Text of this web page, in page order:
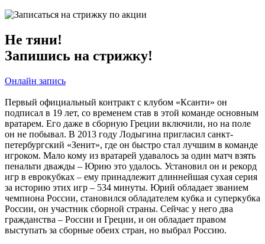
Не тяни!
Запишись на стрижку!
Онлайн запись
Первый официальный контракт с клубом «Ксанти» он
подписал в 19 лет, со временем став в этой команде основным
вратарем. Его даже в сборную Греции включили, но на поле
он не побывал. В 2013 году Лодыгина пригласил санкт-
петербургский «Зенит», где он быстро стал лучшим в команде
игроком. Мало кому из вратарей удавалось за один матч взять
пенальти дважды – Юрию это удалось. Установил он и рекорд
игр в еврокубках – ему принадлежит длиннейшая сухая серия
за историю этих игр – 534 минуты. Юрий обладает званием
чемпиона России, становился обладателем кубка и суперкубка
России, он участник сборной страны. Сейчас у него два
гражданства – России и Греции, и он обладает правом
выступать за сборные обеих стран, но выбрал Россию.